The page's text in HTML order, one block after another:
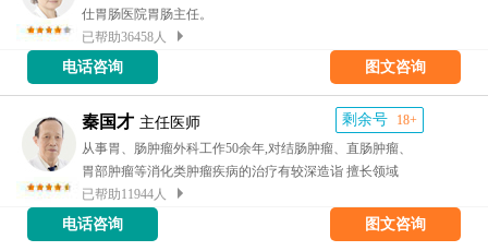
仕胃肠医院胃肠主任。
已帮助36458人
电话咨询 图文咨询
秦国才 主任医师 剩余号
18+
从事胃、肠肿瘤外科工作50余年,对结肠肿瘤、直肠肿瘤、
胃部肿瘤等消化类肿瘤疾病的治疗有较深造诣 擅长领域
已帮助11944人
电话咨询 图文咨询